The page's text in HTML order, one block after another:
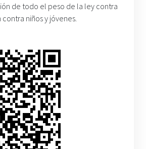
de todo el peso de la ley contra
niños y jóvenes.